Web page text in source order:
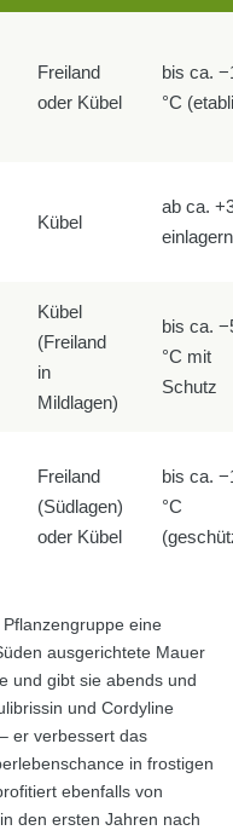
Freiland
oder Kübel
bis ca.
°C
Kübel
ab ca.
einlagern
Kübel
(Freiland
in
Mildlagen)
bis ca.
°C mit
Schutz
Freiland
(Südlagen)
oder Kübel
bis ca.
°C
eine
ausgerichtete Mauer
und gibt sie abends und
und Cordyline
er verbessert das
in frostigen
ebenfalls von
den ersten Jahren nach